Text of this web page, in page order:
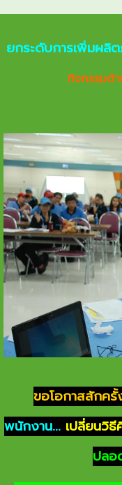
ยกระดับการเพิ่มผลิ
กิจกรรมด้
ขอโอกาสสักครั้
พนักงาน... เปลี่ยนวิ
ปลอ